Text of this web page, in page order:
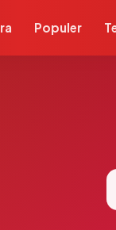
Populer